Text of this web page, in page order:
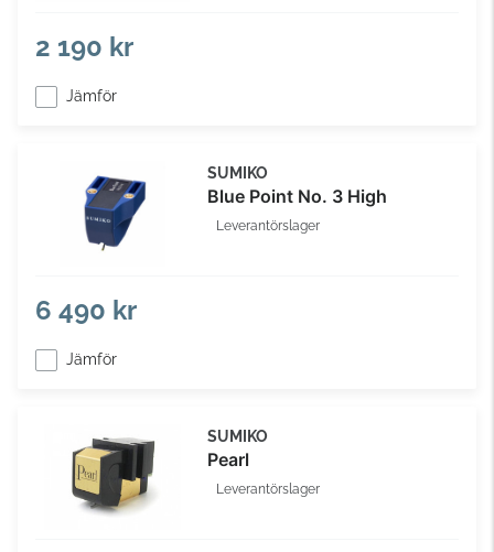
2 190 kr
Jämför
SUMIKO
Blue Point No. 3 High
Leverantörslager
6 490 kr
Jämför
SUMIKO
Pearl
Leverantörslager